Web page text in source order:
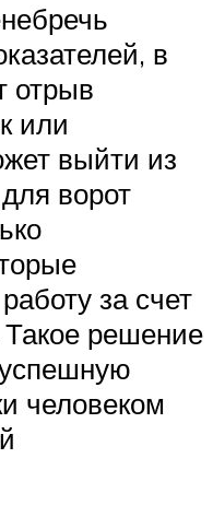
в
отрыв
или
выйти из
ворот
за счет
решение
человеком